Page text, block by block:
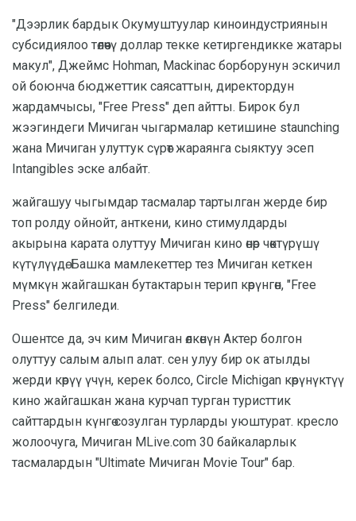
"Дээрлик бардык Окумуштуулар киноиндустриянын
субсидиялоо төлөөчү доллар текке кетиргендикке жатары
макул", Джеймс Hohman, Mackinac борборунун эскичил
ой боюнча бюджеттик саясаттын, директордун
жардамчысы, "Free Press" деп айтты. Бирок бул
жээгиндеги Мичиган чыгармалар кетишине staunching
жана Мичиган улуттук сүрөт жараянга сыяктуу эсеп
Intangibles эске албайт.
жайгашуу чыгымдар тасмалар тартылган жерде бир
топ ролду ойнойт, анткени, кино стимулдарды
акырына карата олуттуу Мичиган кино өнөр чөктүрүшү
күтүлүүдө. Башка мамлекеттер тез Мичиган кеткен
мүмкүн жайгашкан бутактарын терип көрүнгөн, "Free
Press" белгиледи.
Ошентсе да, эч ким Мичиган өлкөнүн Актер болгон
олуттуу салым алып алат. сен улуу бир ок атылды
жерди көрүү үчүн, керек болсо, Circle Michigan көрүнүктүү
кино жайгашкан жана курчап турган туристтик
сайттардын күнгө созулган турларды уюштурат. кресло
жолоочуга, Мичиган MLive.com 30 байкаларлык
тасмалардын "Ultimate Мичиган Movie Tour" бар.